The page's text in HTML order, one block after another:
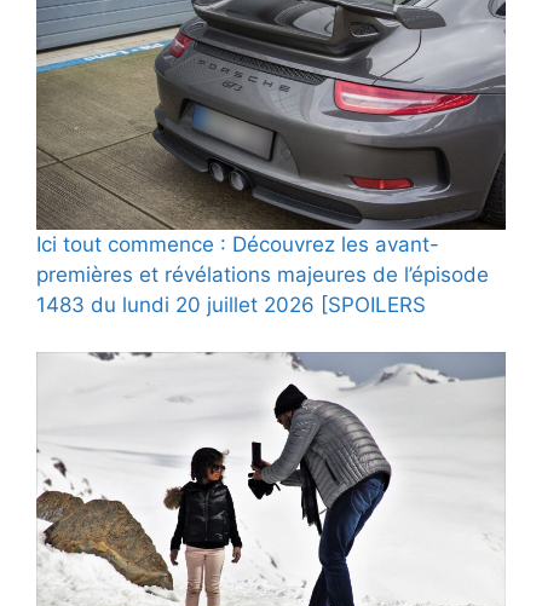
Ici tout commence : Découvrez les avant-
premières et révélations majeures de l’épisode
1483 du lundi 20 juillet 2026 [SPOILERS